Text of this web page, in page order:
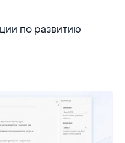
по развитию